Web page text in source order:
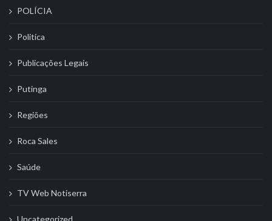
POLÍCIA
Politíca
Publicações Legais
Putinga
Regiões
Roca Sales
Saúde
TV Web Notiserra
Uncategorized